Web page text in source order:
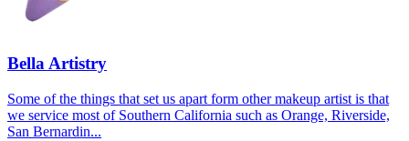
Bella Artistry
Some of the things that set us apart form other makeup artist is that
we service most of Southern California such as Orange, Riverside,
San Bernardin...